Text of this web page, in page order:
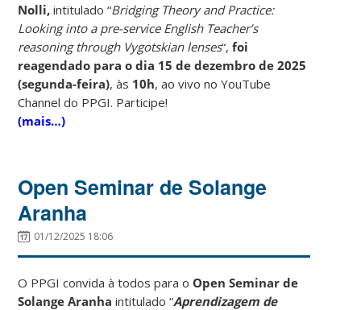
Nolli,intitulado “Bridging Theory and Practice:
Looking into a pre-service English Teacher’s
reasoning through Vygotskian lenses“,foi
reagendado parao dia 15 de dezembro de 2025
(segunda-feira), às 10h, ao vivo no YouTube
Channel do PPGI. Participe!
(mais…)
Open Seminar de Solange
Aranha
01/12/2025 18:06
O PPGI convida à todos para o Open Seminar de
Solange Aranhaintitulado “Aprendizagem de